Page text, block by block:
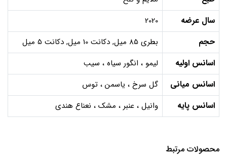
سال عرضه 2020
حجم بطری 85 میل, دکانت 10 میل, دکانت 5 میل
اسانس اولیه لیمو ، انگور سیاه ، سیب
اسانس میانی گل سرخ ، یاسمن ، توس
اسانس پایه وانیل ، عنبر ، مشک ، نعناع هندی
محصولات مرتبط